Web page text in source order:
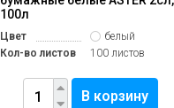
100л
Цвет
белый
Кол-во листов
100 листов
В корзину